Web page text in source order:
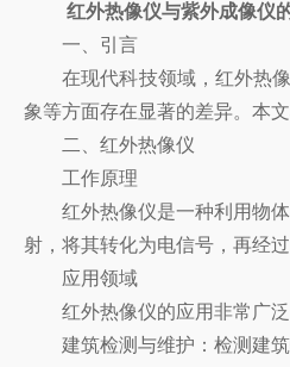
红外热像仪与紫外成像仪
一、引言
在现代科技领域，红外热像
象等方面存在显著的差异。本
二、红外热像仪
工作原理
红外热像仪是一种利用物体
射，将其转化为电信号，再经
应用领域
红外热像仪的应用非常广泛
建筑检测与维护：检测建筑